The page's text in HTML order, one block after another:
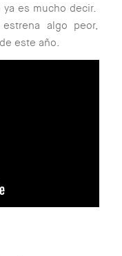
es mucho decir.
algo peor,
este año.